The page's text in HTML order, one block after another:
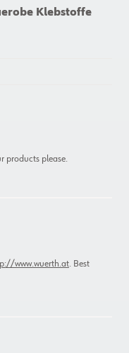
Klebstoffe
products please.
www.wuerth.at. Best